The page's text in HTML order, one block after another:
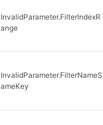
InvalidParameter.FilterIndexR
ange
InvalidParameter.FilterNameS
ameKey